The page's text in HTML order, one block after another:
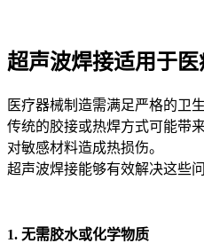
超声波焊接适用于
医疗器械制造需满足严格的卫
传统的胶接或热焊方式可能带
对敏感材料造成热损伤。
超声波焊接能够有效解决这些问
1. 无需胶水或化学物质